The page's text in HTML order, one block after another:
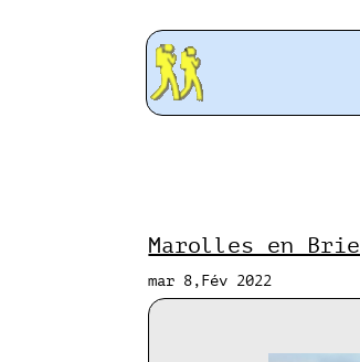
Marolles en Brie
mar 8,Fév 2022